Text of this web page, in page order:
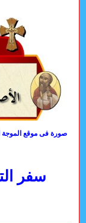
صورة فى موقع الموجة
سفر